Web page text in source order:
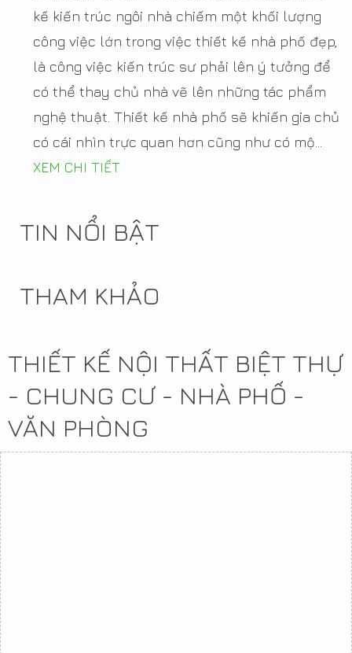
kế kiến trúc ngôi nhà chiếm một khối lượng
công việc lớn trong việc thiết kế nhà phố đẹp,
là công việc kiến trúc sư phải lên ý tưởng để
có thể thay chủ nhà vẽ lên những tác phẩm
nghệ thuật. Thiết kế nhà phố sẽ khiến gia chủ
có cái nhìn trực quan hơn cũng như có mộ...
XEM CHI TIẾT
TIN NỔI BẬT
THAM KHẢO
THIẾT KẾ NỘI THẤT BIỆT THỰ
- CHUNG CƯ - NHÀ PHỐ -
VĂN PHÒNG